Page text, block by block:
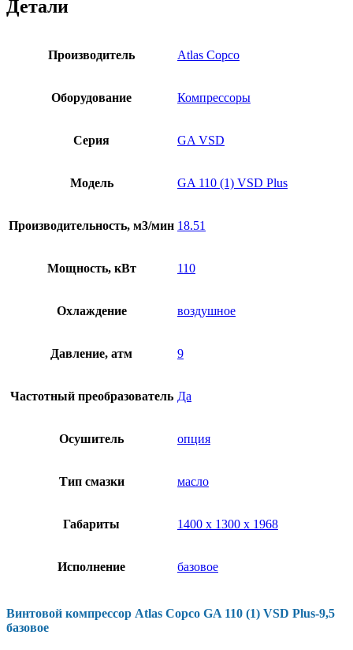
Детали
Производитель Atlas Copco
Оборудование Компрессоры
Серия GA VSD
Модель GA 110 (1) VSD Plus
Производительность, м3/мин 18.51
Мощность, кВт 110
Охлаждение воздушное
Давление, атм 9
Частотный преобразователь Да
Осушитель опция
Тип смазки масло
Габариты 1400 х 1300 х 1968
Исполнение базовое
Винтовой компрессор Atlas Copco GA 110 (1) VSD Plus-9,5
базовое